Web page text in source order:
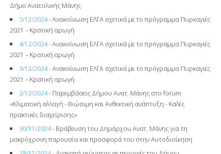
Δήμο Ανατολικής Μάνης
5/12/2024- Ανακοίνωση ΕΛΓΑ σχετικά με το πρόγραμμα Πυρκαγιές
2021 – Κρατική αρωγή
4/12/2024- Ανακοίνωση ΕΛΓΑ σχετικά με το πρόγραμμα Πυρκαγιές
2021 – Κρατική αρωγή
3/12/2024- Ανακοίνωση ΕΛΓΑ σχετικά με το πρόγραμμα Πυρκαγιές
2021 – Κρατική αρωγή
2/12/2024- Παρεμβάσεις Δήμου Ανατ. Μάνης στο forum
«Κλιματική αλλαγή - Βιώσιμη και Ανθεκτική ανάπτυξη - Καλές
πρακτικές διαχείρισης»
30/11/2024- Βράβευση του Δημάρχου Ανατ. Μάνης για τη
μακρόχρονη παρουσία και προσφορά του στην Αυτοδιοίκηση